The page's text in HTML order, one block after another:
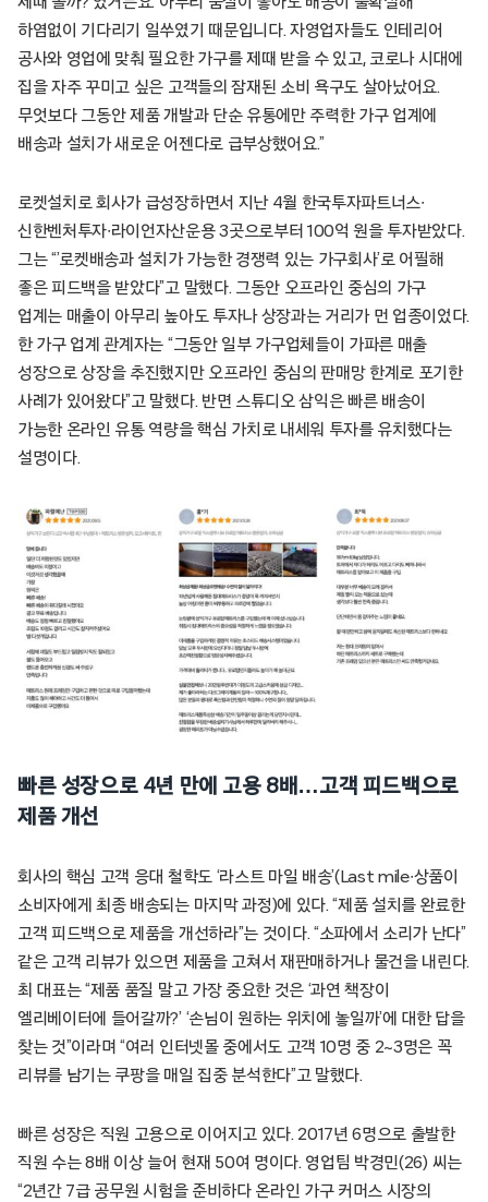
하염없이 기다리기 일쑤였기 때문입니다. 자영업자들도 인테리어
공사와 영업에 맞춰 필요한 가구를 제때 받을 수 있고, 코로나 시대에
집을 자주 꾸미고 싶은 고객들의 잠재된 소비 욕구도 살아났어요.
무엇보다 그동안 제품 개발과 단순 유통에만 주력한 가구 업계에
배송과 설치가 새로운 어젠다로 급부상했어요.”
로켓설치로 회사가 급성장하면서 지난 4월 한국투자파트너스∙
신한벤처투자∙라이언자산운용 3곳으로부터 100억 원을 투자받았다.
그는 “’로켓배송과 설치가 가능한 경쟁력 있는 가구회사’로 어필해
좋은 피드백을 받았다”고 말했다. 그동안 오프라인 중심의 가구
업계는 매출이 아무리 높아도 투자나 상장과는 거리가 먼 업종이었다.
한 가구 업계 관계자는 “그동안 일부 가구업체들이 가파른 매출
성장으로 상장을 추진했지만 오프라인 중심의 판매망 한계로 포기한
사례가 있어왔다”고 말했다. 반면 스튜디오 삼익은 빠른 배송이
가능한 온라인 유통 역량을 핵심 가치로 내세워 투자를 유치했다는
설명이다.
빠른 성장으로 4년 만에 고용 8배…고객 피드백으로
제품 개선
회사의 핵심 고객 응대 철학도 ‘라스트 마일 배송’(Last mile∙상품이
소비자에게 최종 배송되는 마지막 과정)에 있다. “제품 설치를 완료한
고객 피드백으로 제품을 개선하라”는 것이다. “소파에서 소리가 난다”
같은 고객 리뷰가 있으면 제품을 고쳐서 재판매하거나 물건을 내린다.
최 대표는 “제품 품질 말고 가장 중요한 것은 ‘과연 책장이
엘리베이터에 들어갈까?’ ‘손님이 원하는 위치에 놓일까’에 대한 답을
찾는 것”이라며 “여러 인터넷몰 중에서도 고객 10명 중 2~3명은 꼭
리뷰를 남기는 쿠팡을 매일 집중 분석한다”고 말했다.
빠른 성장은 직원 고용으로 이어지고 있다. 2017년 6명으로 출발한
직원 수는 8배 이상 늘어 현재 50여 명이다. 영업팀 박경민(26) 씨는
“2년간 7급 공무원 시험을 준비하다 온라인 가구 커머스 시장의